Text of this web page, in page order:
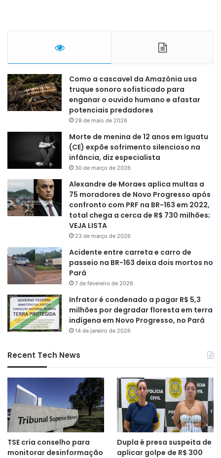
Como a cascavel da Amazônia usa
truque sonoro sofisticado para
enganar o ouvido humano e afastar
potenciais predadores
28 de maio de 2026
Morte de menina de 12 anos em Iguatu
(CE) expõe sofrimento silencioso na
infância, diz especialista
30 de março de 2026
Alexandre de Moraes aplica multas a
75 moradores de Novo Progresso após
confronto com PRF na BR-163 em 2022,
total chega a cerca de R$ 730 milhões;
VEJA LISTA
23 de março de 2026
Acidente entre carreta e carro de
passeio na BR-163 deixa dois mortos no
Pará
7 de fevereiro de 2026
Infrator é condenado a pagar R$ 5,3
milhões por degradar floresta em terra
indígena em Novo Progresso, no Pará
14 de janeiro de 2026
Recent Tech News
TSE cria conselho para
monitorar desinformação
Dupla é presa suspeita de
aplicar golpe de R$ 300